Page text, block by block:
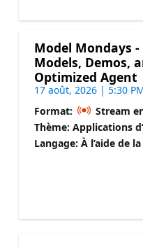
Model Mondays
Models, Demos,
Optimized Agent
17 août, 2026 | 5:30
Format:
Stream
Thème: Applications
Langage: À l’aide de